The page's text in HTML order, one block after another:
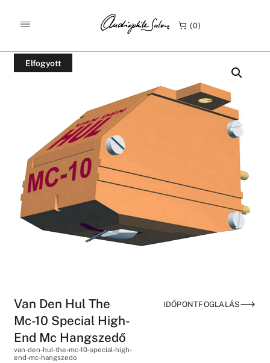
0
KEZDŐLAP TERMÉKEK
/
VAN DEN HUL THE MC-10 SPECIAL HIGH-END MC HANGSZEDŐ
Elfogyott
IDŐPONTFOGLALÁS
Van Den Hul The
Mc-10 Special High-
End Mc Hangszedő
van-den-hul-the-mc-10-special-high-
end-mc-hangszedo